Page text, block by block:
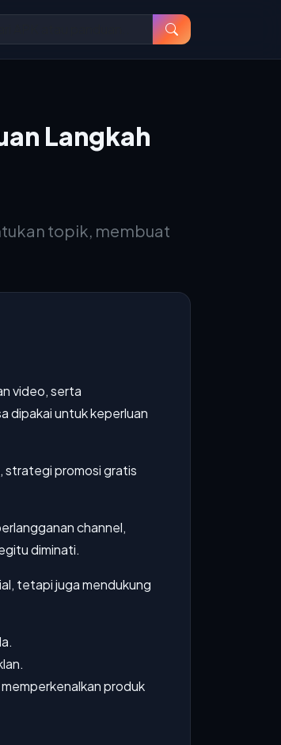
Langkah
topik, membuat
video, serta
dipakai untuk keperluan
strategi promosi gratis
channel,
diminati.
tetapi juga mendukung
produk